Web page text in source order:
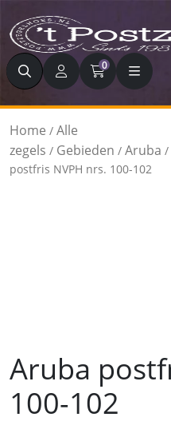
Zoeken 0
Home / Alle
zegels / Gebieden / Aruba /
postfris NVPH nrs. 100-102
Aruba
100-102